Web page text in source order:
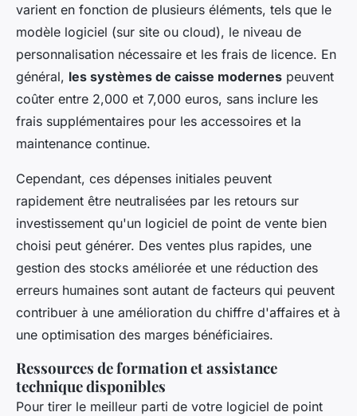
varient en fonction de plusieurs éléments, tels que le
modèle logiciel (sur site ou cloud), le niveau de
personnalisation nécessaire et les frais de licence. En
général, les systèmes de caisse modernes peuvent
coûter entre 2,000 et 7,000 euros, sans inclure les
frais supplémentaires pour les accessoires et la
maintenance continue.
Cependant, ces dépenses initiales peuvent
rapidement être neutralisées par les retours sur
investissement qu'un logiciel de point de vente bien
choisi peut générer. Des ventes plus rapides, une
gestion des stocks améliorée et une réduction des
erreurs humaines sont autant de facteurs qui peuvent
contribuer à une amélioration du chiffre d'affaires et à
une optimisation des marges bénéficiaires.
Ressources de formation et assistance
technique disponibles
Pour tirer le meilleur parti de votre logiciel de point